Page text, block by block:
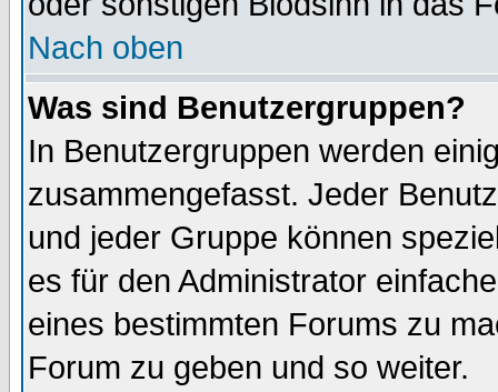
Nach oben
Was sind Benutzergruppen?
In Benutzergruppen werden
zusammengefasst. Jeder
und jeder Gruppe können
es für den Administrator
eines bestimmten Forums zu
Forum zu geben und so weiter.